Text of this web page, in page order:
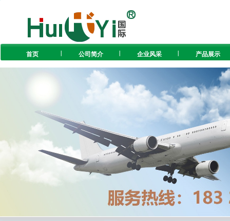
首页 公司简介 企业风采 产品展示